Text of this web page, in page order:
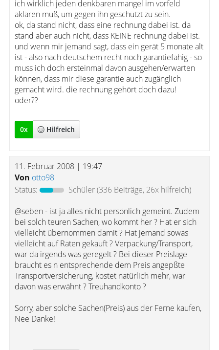
ich wirklich jeden denkbaren mangel im vorfeld
aklären muß, um gegen ihn geschützt zu sein.
ok, da stand nicht, dass eine rechnung dabei ist. da
stand aber auch nicht, dass KEINE rechnung dabei ist.
und wenn mir jemand sagt, dass ein gerät 5 monate alt
ist - also nach deutschem recht noch garantiefähig - so
muss ich doch ersteinmal davon ausgehen/erwarten
können, dass mir diese garantie auch zugänglich
gemacht wird. die rechnung gehört doch dazu!
oder??
0x Hilfreich
11. Februar 2008 | 19:47
Von otto98
Status:
Schüler(336 Beiträge, 26x hilfreich)
@seben - ist ja alles nicht persönlich gemeint. Zudem
bei solch teuren Sachen, wo kommt her ? Hat er sich
vielleicht übernommen damit ? Hat jemand sowas
vielleicht auf Raten gekauft ? Verpackung/Transport,
war da irgends was geregelt ? Bei dieser Preislage
braucht es n entsprechende dem Preis angepßte
Transportversicherung, kostet natürlich mehr, war
davon was erwähnt ? Treuhandkonto ?
Sorry, aber solche Sachen(Preis) aus der Ferne kaufen,
Nee Danke!